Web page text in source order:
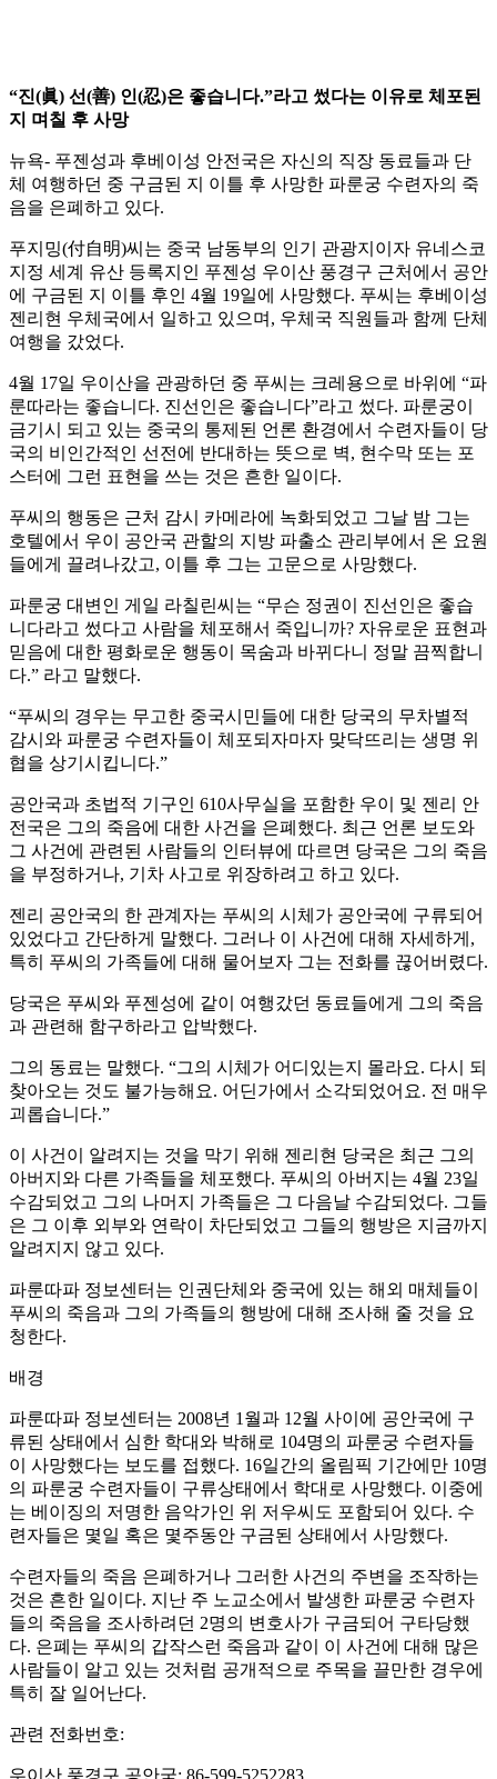
“진(眞) 선(善) 인(忍)은 좋습니다.”라고 썼다는 이유로 체포된
지 며칠 후 사망
뉴욕- 푸젠성과 후베이성 안전국은 자신의 직장 동료들과 단
체 여행하던 중 구금된 지 이틀 후 사망한 파룬궁 수련자의 죽
음을 은폐하고 있다.
푸지밍(付自明)씨는 중국 남동부의 인기 관광지이자 유네스코
지정 세계 유산 등록지인 푸젠성 우이산 풍경구 근처에서 공안
에 구금된 지 이틀 후인 4월 19일에 사망했다. 푸씨는 후베이성
젠리현 우체국에서 일하고 있으며, 우체국 직원들과 함께 단체
여행을 갔었다.
4월 17일 우이산을 관광하던 중 푸씨는 크레용으로 바위에 “파
룬따라는 좋습니다. 진선인은 좋습니다”라고 썼다. 파룬궁이
금기시 되고 있는 중국의 통제된 언론 환경에서 수련자들이 당
국의 비인간적인 선전에 반대하는 뜻으로 벽, 현수막 또는 포
스터에 그런 표현을 쓰는 것은 흔한 일이다.
푸씨의 행동은 근처 감시 카메라에 녹화되었고 그날 밤 그는
호텔에서 우이 공안국 관할의 지방 파출소 관리부에서 온 요원
들에게 끌려나갔고, 이틀 후 그는 고문으로 사망했다.
파룬궁 대변인 게일 라칠린씨는 “무슨 정권이 진선인은 좋습
니다라고 썼다고 사람을 체포해서 죽입니까? 자유로운 표현과
믿음에 대한 평화로운 행동이 목숨과 바뀌다니 정말 끔찍합니
다.” 라고 말했다.
“푸씨의 경우는 무고한 중국시민들에 대한 당국의 무차별적
감시와 파룬궁 수련자들이 체포되자마자 맞닥뜨리는 생명 위
협을 상기시킵니다.”
공안국과 초법적 기구인 610사무실을 포함한 우이 및 젠리 안
전국은 그의 죽음에 대한 사건을 은폐했다. 최근 언론 보도와
그 사건에 관련된 사람들의 인터뷰에 따르면 당국은 그의 죽음
을 부정하거나, 기차 사고로 위장하려고 하고 있다.
젠리 공안국의 한 관계자는 푸씨의 시체가 공안국에 구류되어
있었다고 간단하게 말했다. 그러나 이 사건에 대해 자세하게,
특히 푸씨의 가족들에 대해 물어보자 그는 전화를 끊어버렸다.
당국은 푸씨와 푸젠성에 같이 여행갔던 동료들에게 그의 죽음
과 관련해 함구하라고 압박했다.
그의 동료는 말했다. “그의 시체가 어디있는지 몰라요. 다시 되
찾아오는 것도 불가능해요. 어딘가에서 소각되었어요. 전 매우
괴롭습니다.”
이 사건이 알려지는 것을 막기 위해 젠리현 당국은 최근 그의
아버지와 다른 가족들을 체포했다. 푸씨의 아버지는 4월 23일
수감되었고 그의 나머지 가족들은 그 다음날 수감되었다. 그들
은 그 이후 외부와 연락이 차단되었고 그들의 행방은 지금까지
알려지지 않고 있다.
파룬따파 정보센터는 인권단체와 중국에 있는 해외 매체들이
푸씨의 죽음과 그의 가족들의 행방에 대해 조사해 줄 것을 요
청한다.
배경
파룬따파 정보센터는 2008년 1월과 12월 사이에 공안국에 구
류된 상태에서 심한 학대와 박해로 104명의 파룬궁 수련자들
이 사망했다는 보도를 접했다. 16일간의 올림픽 기간에만 10명
의 파룬궁 수련자들이 구류상태에서 학대로 사망했다. 이중에
는 베이징의 저명한 음악가인 위 저우씨도 포함되어 있다. 수
련자들은 몇일 혹은 몇주동안 구금된 상태에서 사망했다.
수련자들의 죽음 은폐하거나 그러한 사건의 주변을 조작하는
것은 흔한 일이다. 지난 주 노교소에서 발생한 파룬궁 수련자
들의 죽음을 조사하려던 2명의 변호사가 구금되어 구타당했
다. 은폐는 푸씨의 갑작스런 죽음과 같이 이 사건에 대해 많은
사람들이 알고 있는 것처럼 공개적으로 주목을 끌만한 경우에
특히 잘 일어난다.
관련 전화번호: